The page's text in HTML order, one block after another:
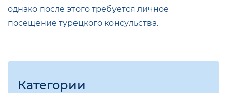
однако после этого требуется личное
посещение турецкого консульства.
Категории